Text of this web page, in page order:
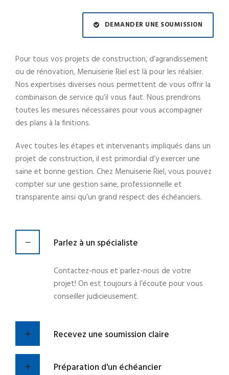
DEMANDER UNE SOUMISSION
Pour tous vos projets de construction, d’agrandissement
ou de rénovation, Menuiserie Riel est là pour les réalsier.
Nos expertises diverses nous permettent de vous offrir la
combinaison de service qu’il vous faut. Nous prendrons
toutes les mesures nécessaires pour vous accompagner
des plans à la finitions.
Avec toutes les étapes et intervenants impliqués dans un
projet de construction, il est primordial d’y exercer une
saine et bonne gestion. Chez Menuiserie Riel, vous pouvez
compter sur une gestion saine, professionnelle et
transparente ainsi qu’un grand respect des échéanciers.
Parlez à un spécialiste
Contactez-nous et parlez-nous de votre
projet! On est toujours à l’écoute pour vous
conseiller judicieusement.
Recevez une soumission claire
Préparation d'un échéancier